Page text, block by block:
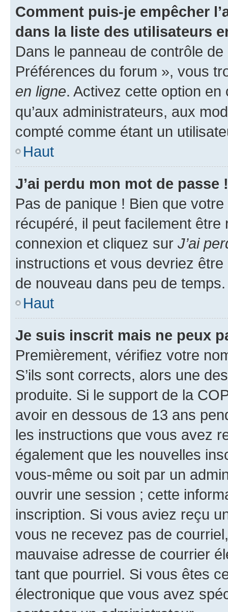
Comment puis-je empêcher
dans la liste des utilisateurs
Dans le panneau de contrôle
Préférences du forum », vous
en ligne. Activez cette option
qu’aux administrateurs, aux
compté comme étant un
Haut
J’ai perdu mon mot de passe !
Pas de panique ! Bien que
récupéré, il peut facilement
connexion et cliquez sur J’ai
instructions et vous devriez
de nouveau dans peu de temps.
Haut
Je suis inscrit mais ne peux
Premièrement, vérifiez votre
S’ils sont corrects, alors une
produite. Si le support de la
avoir en dessous de 13 ans
les instructions que vous avez
également que les nouvelles
vous-même ou soit par un
ouvrir une session ; cette
inscription. Si vous aviez reçu
vous ne recevez pas de
mauvaise adresse de courrier
tant que pourriel. Si vous êtes
électronique que vous avez